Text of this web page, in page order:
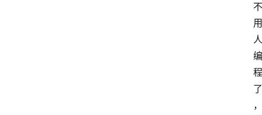
不
用
人
编
程
了
，